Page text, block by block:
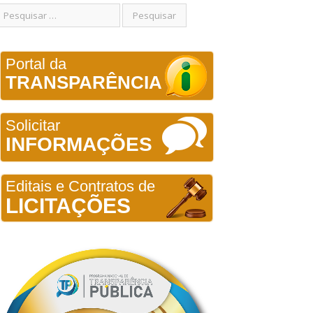
Portal da
TRANSPARÊNCIA
Solicitar
INFORMAÇÕES
Editais e Contratos de
LICITAÇÕES